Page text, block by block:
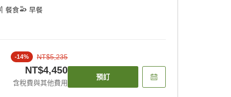
餐食 早餐
-14% NT$5,235
NT$4,450
含稅費與其他費用
預訂